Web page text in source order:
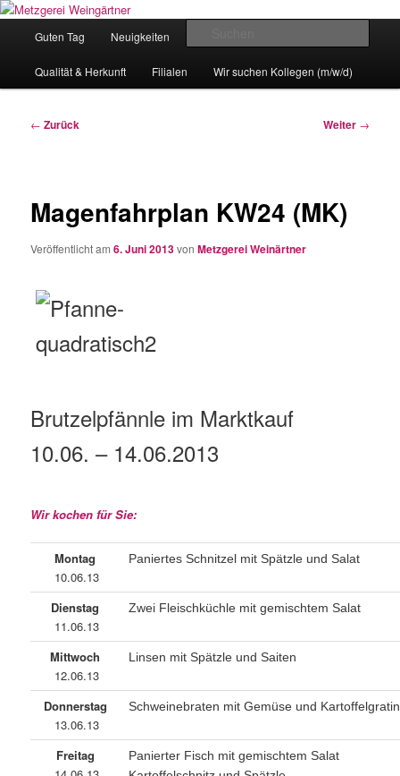
Zum
wechseln
Metzgerei Weingärtner
Eislingens leckere Adresse
Guten Tag Neuigkeiten
Qualität & Herkunft Filialen Wir suchen Kollegen (m/w/d)
Beitragsnavigation
← Zurück Weiter →
Magenfahrplan KW24 (MK)
Veröffentlicht am6. Juni 2013vonMetzgerei Weinärtner
Brutzelpfännle im Marktkauf
10.06. – 14.06.2013
Wir kochen für Sie:
Montag
10.06.13
Paniertes Schnitzel mit Spätzle und Salat
Dienstag
11.06.13
Zwei Fleischküchle mit gemischtem Salat
Mittwoch
12.06.13
Linsen mit Spätzle und Saiten
Donnerstag
13.06.13
Schweinebraten mit Gemüse und Kartoffelgratin
Freitag
Panierter Fisch mit gemischtem Salat